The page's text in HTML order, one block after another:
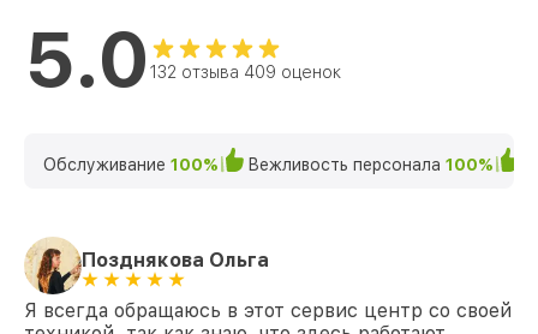
5.0 132 отзыва 409 оценок
Обслуживание 100% Вежливость персонала 100%
Позднякова Ольга
Я всегда обращаюсь в этот сервис центр со своей